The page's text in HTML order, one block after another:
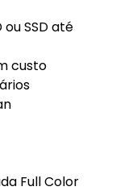
ou SSD até
custo
Full Color